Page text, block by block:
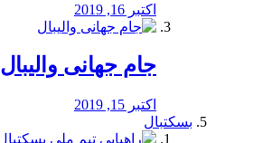
اکتبر 16, 2019
جام جهانی والیبال
اکتبر 15, 2019
بسکتبال